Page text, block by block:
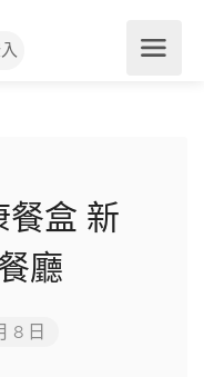
盒 新
廳
8 日